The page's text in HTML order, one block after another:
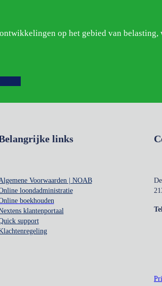
op het gebied van belasting,
links
Voorwaarden | NOAB
loondadministratie
boekhouden
klantenportaal
support